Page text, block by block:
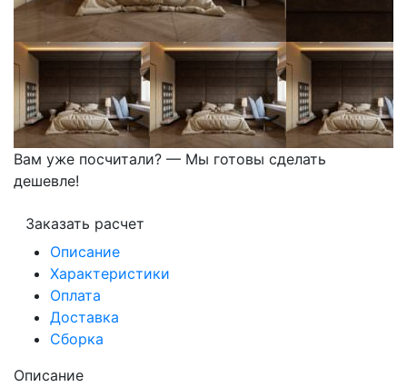
Вам уже посчитали? — Мы готовы сделать
дешевле!
Заказать расчет
Описание
Характеристики
Оплата
Доставка
Сборка
Описание